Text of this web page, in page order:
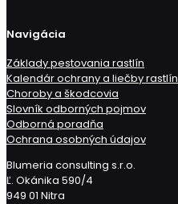
Navigácia
Základy pestovania rastlín
Kalendár ochrany a liečby rastlín
Choroby a škodcovia
Slovník odborných pojmov
Odborná poradňa
Ochrana osobných údajov
Blumeria consulting s.r.o.
Ľ. Okánika 590/4
949 01 Nitra